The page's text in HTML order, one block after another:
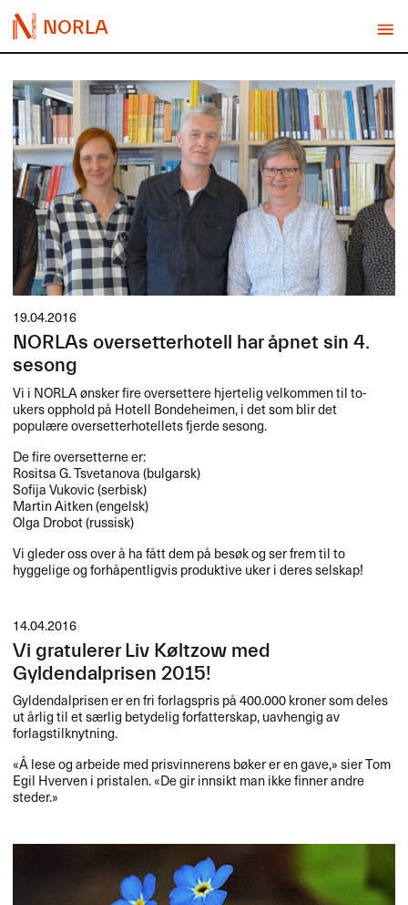
NORLA
19.04.2016
NORLAs oversetterhotell har åpnet sin 4.
sesong
Vi i NORLAønsker fire oversettere hjertelig velkommen til to-
ukers opphold på Hotell Bondeheimen, i det som blir det
populære oversetterhotellets fjerde sesong.
De fire oversetterne er:
Rositsa G. Tsvetanova (bulgarsk)
Sofija Vukovic (serbisk)
Martin Aitken (engelsk)
Olga Drobot (russisk)
Vi gleder oss over å ha fått dem på besøk og ser frem til to
hyggelige og forhåpentligvis produktive uker i deres selskap!
14.04.2016
Vi gratulerer Liv Køltzow med
Gyldendalprisen 2015!
Gyldendalprisen er en fri forlagspris p​å 400.​​000 kroner som deles
ut ​å​rlig til et s​æ​rlig betydelig forfatterskap, uavhengig av
forlagstilknytning.​​
​«Å lese og arbeide med prisvinnerens b​ø​ker er en gave,​» sier Tom
Egil Hverven i pristalen. «​De gir innsikt man ikke finner andre
steder.​»​​